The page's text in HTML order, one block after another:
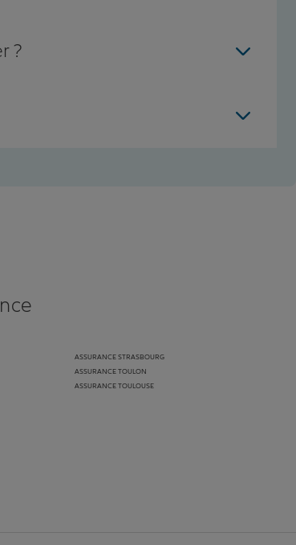
?
ASSURANCE STRASBOURG
ASSURANCE TOULON
ASSURANCE TOULOUSE
Allianzde Allianz